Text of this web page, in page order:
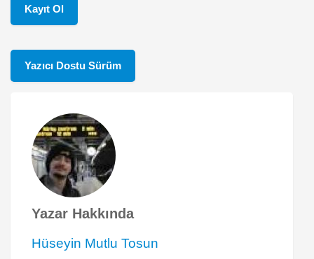
Kayıt Ol
Yazıcı Dostu Sürüm
Yazar Hakkında
Hüseyin Mutlu Tosun